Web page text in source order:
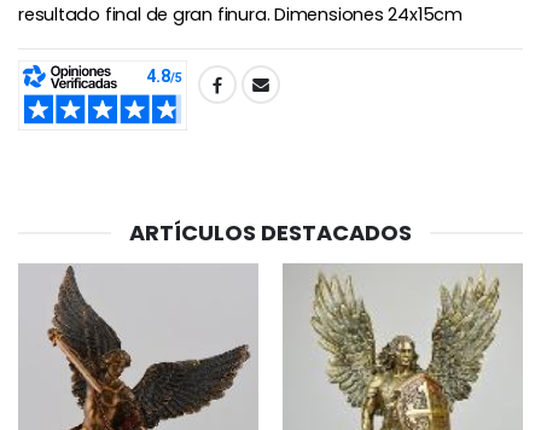
resultado final de gran finura. Dimensiones 24x15cm
SHARE:
ARTÍCULOS DESTACADOS